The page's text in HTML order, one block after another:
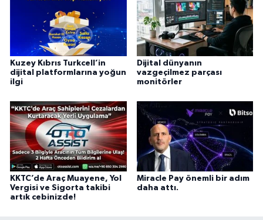
Kuzey Kıbrıs Turkcell’in
dijital platformlarına yoğun
ilgi
Dijital dünyanın
vazgeçilmez parçası
monitörler
KKTC’de Araç Muayene, Yol
Vergisi ve Sigorta takibi
artık cebinizde!
Miracle Pay önemli bir adım
daha attı.